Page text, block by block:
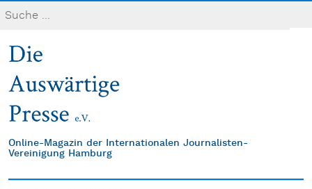
Online-Magazin der Internationalen Journalisten-
Vereinigung Hamburg